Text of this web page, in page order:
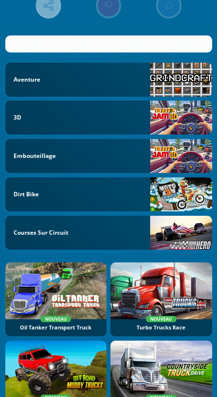
Aventure
3D
Embouteillage
Dirt Bike
Courses Sur Circuit
NOUVEAU
Oil Tanker Transport Truck
NOUVEAU
Turbo Trucks Race